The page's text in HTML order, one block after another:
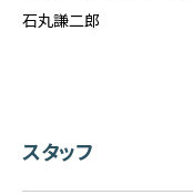
石丸謙二郎
スタッフ